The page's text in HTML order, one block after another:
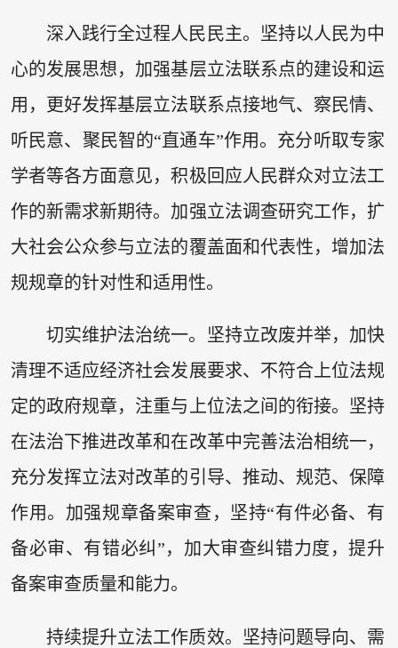
深入践行全过程人民民主。坚持以人民为中
心的发展思想，加强基层立法联系点的建设和运
用，更好发挥基层立法联系点接地气、察民情、
听民意、聚民智的“直通车”作用。充分听取专家
学者等各方面意见，积极回应人民群众对立法工
作的新需求新期待。加强立法调查研究工作，扩
大社会公众参与立法的覆盖面和代表性，增加法
规规章的针对性和适用性。
切实维护法治统一。坚持立改废并举，加快
清理不适应经济社会发展要求、不符合上位法规
定的政府规章，注重与上位法之间的衔接。坚持
在法治下推进改革和在改革中完善法治相统一，
充分发挥立法对改革的引导、推动、规范、保障
作用。加强规章备案审查，坚持“有件必备、有
备必审、有错必纠”，加大审查纠错力度，提升
备案审查质量和能力。
持续提升立法工作质效。坚持问题导向、需